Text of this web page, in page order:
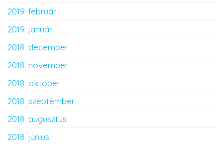
2019. február
2019. január
2018. december
2018. november
2018. október
2018. szeptember
2018. augusztus
2018. június